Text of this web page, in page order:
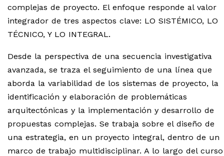
complejas de proyecto. El enfoque responde al valor
integrador de tres aspectos clave: LO SISTÉMICO, LO
TÉCNICO, Y LO INTEGRAL.
Desde la perspectiva de una secuencia investigativa
avanzada, se traza el seguimiento de una línea que
aborda la variabilidad de los sistemas de proyecto, la
identificación y elaboración de problemáticas
arquitectónicas y la implementación y desarrollo de
propuestas complejas. Se trabaja sobre el diseño de
una estrategia, en un proyecto integral, dentro de un
marco de trabajo multidisciplinar. A lo largo del curso